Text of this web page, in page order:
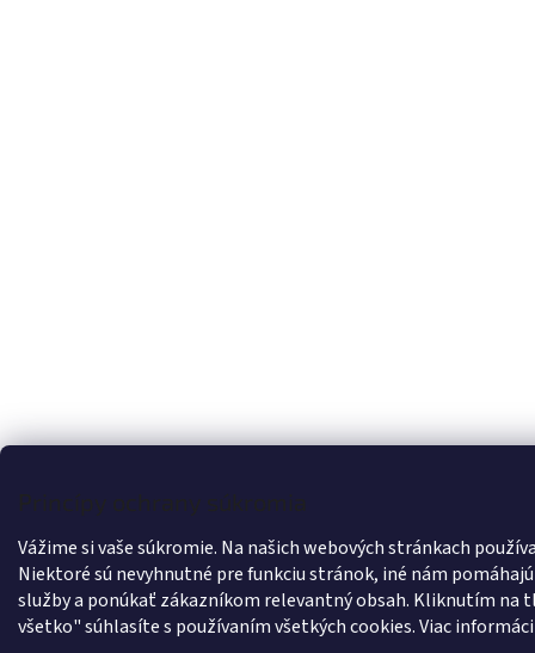
Princípy ochrany súkromia
Vážime si vaše súkromie. Na našich webových stránkach
Niektoré sú nevyhnutné pre funkciu stránok, iné nám
služby a ponúkať zákazníkom relevantný obsah. Kliknutím na
všetko" súhlasíte s používaním všetkých cookies.Viac